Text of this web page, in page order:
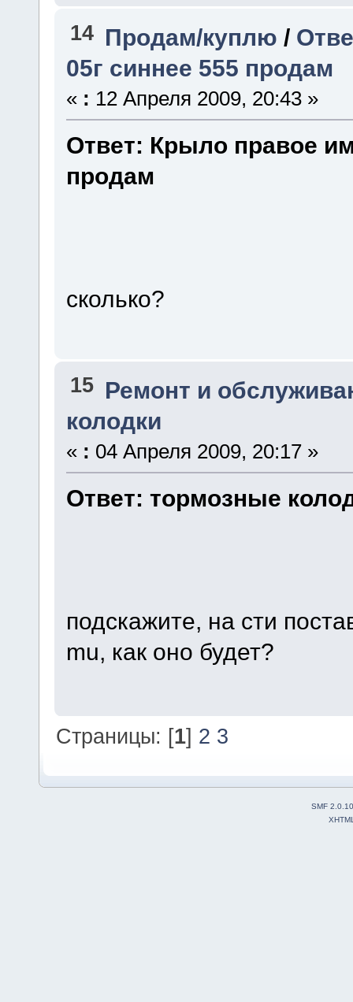
14 Продам/куплю /
05г синнее 555 продам
« : 12 Апреля 2009, 20:43 »
Ответ: Крыло правое
продам
сколько?
15 Ремонт и
колодки
« : 04 Апреля 2009, 20:17 »
Ответ: тормозные
подскажите, на сти
mu, как оно будет?
Страницы: [1] 2 3
SMF 2.0.10